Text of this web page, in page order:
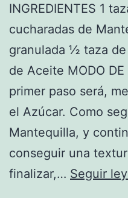
INGREDIENTES 1
cucharadas de
granulada ½ taza
de Aceite MODO DE
primer paso será,
el Azúcar. Como
Mantequilla, y
conseguir una
finalizar,… Seguir